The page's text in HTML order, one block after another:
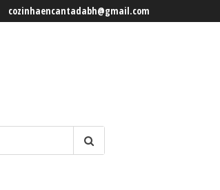
cozinhaencantadabh@gmail.com